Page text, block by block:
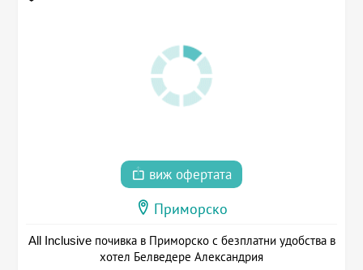
виж офертата
Приморско
All Inclusive почивка в Приморско с безплатни удобства в
хотел Белведере Александрия